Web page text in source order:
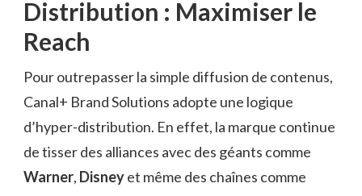
Distribution : Maximiser le
Reach
Pour outrepasser la simple diffusion de contenus,
Canal+ Brand Solutions adopte une logique
d’hyper-distribution. En effet, la marque continue
de tisser des alliances avec des géants comme
Warner, Disneyet même des chaînes comme